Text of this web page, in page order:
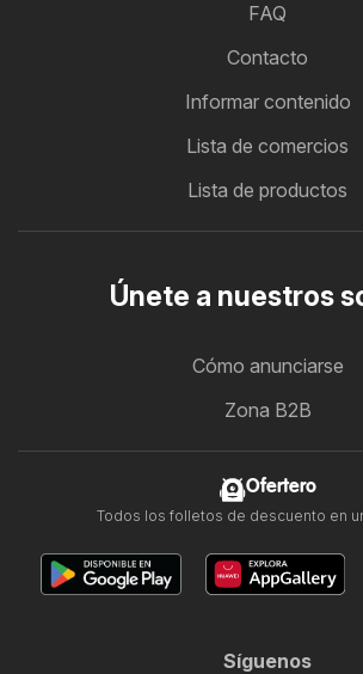
FAQ
Contacto
Informar contenido
Lista de comercios
Lista de productos
Únete a nuestros
Cómo anunciarse
Zona B2B
Ofertero
Todos los folletos de descuento en
Síguenos